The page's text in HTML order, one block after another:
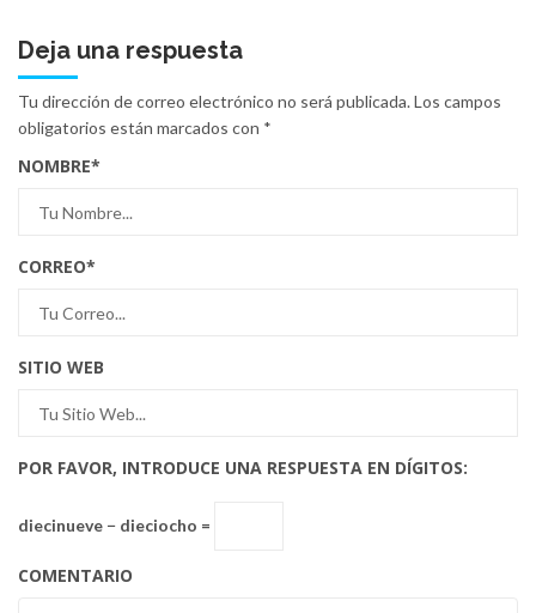
Deja una respuesta
Tu dirección de correo electrónico no será publicada.Los campos
obligatorios están marcados con *
NOMBRE*
CORREO*
SITIO WEB
POR FAVOR, INTRODUCE UNA RESPUESTA EN DÍGITOS:
diecinueve − dieciocho =
COMENTARIO